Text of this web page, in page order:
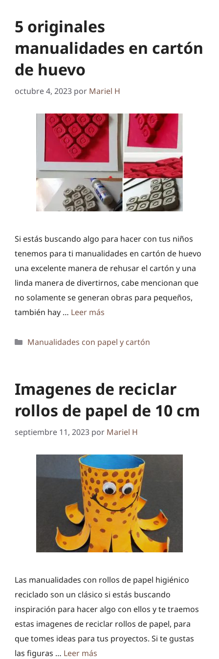
5 originales
manualidades en cartón
de huevo
octubre 4, 2023 por Mariel H
Si estás buscando algo para hacer con tus niños
tenemos para ti manualidades en cartón de huevo
una excelente manera de rehusar el cartón y una
linda manera de divertirnos, cabe mencionan que
no solamente se generan obras para pequeños,
también hay … Leer más
Categorías
Manualidades con papel y cartón
Imagenes de reciclar
rollos de papel de 10 cm
septiembre 11, 2023 por Mariel H
Las manualidades con rollos de papel higiénico
reciclado son un clásico si estás buscando
inspiración para hacer algo con ellos y te traemos
estas imagenes de reciclar rollos de papel, para
que tomes ideas para tus proyectos. Si te gustas
las figuras … Leer más